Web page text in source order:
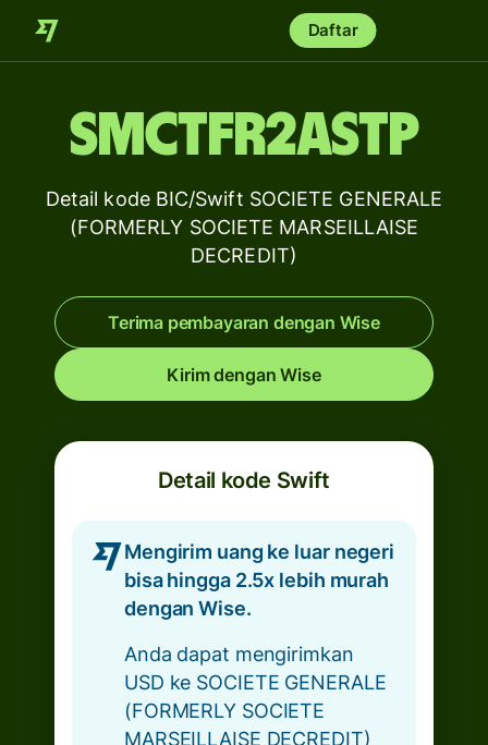
Daftar
SMCTFR2ASTP
Detail kode BIC/Swift SOCIETE GENERALE
(FORMERLY SOCIETE MARSEILLAISE
DECREDIT)
Terima pembayaran dengan Wise
Kirim dengan Wise
Detail kode Swift
Mengirim uang ke luar negeri
bisa hingga 2.5x lebih murah
dengan Wise.
Anda dapat mengirimkan
USD ke SOCIETE GENERALE
(FORMERLY SOCIETE
MARSEILLAISE DECREDIT)